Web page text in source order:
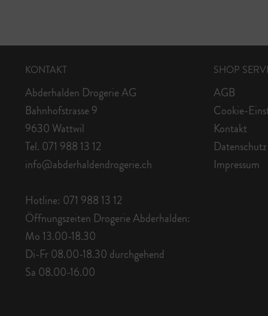
KONTAKT
Abderhalden Drogerie AG
Bahnhofstrasse 9
9630 Wattwil
Tel. 071 988 13 12
info@abderhaldendrogerie.ch
Hotline: 071 988 13 12
Öffnungszeiten Drogerie Abderhalden:
Mo 13.00-18.30
Di-Fr 08.00-18.30 durchgehend
Sa 08.00-16.00
SHOP
AGB
Cookie-
Kontakt
Datenschutz
Impressum